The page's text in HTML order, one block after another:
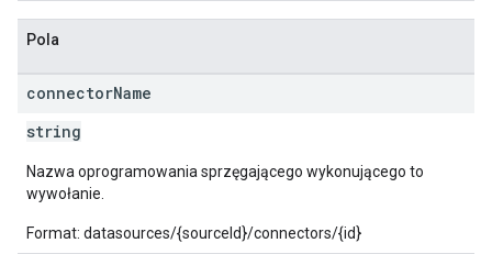
Pola
connectorName
string
Nazwa oprogramowania sprzęgającego wykonującego to
wywołanie.
Format: datasources/{sourceId}/connectors/{id}